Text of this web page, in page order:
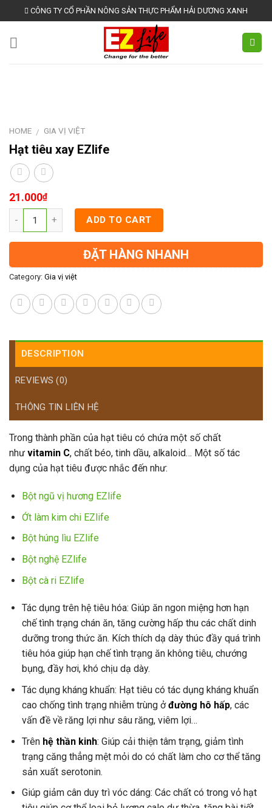
to
content
CÔNG TY CỔ PHẦN NÔNG SẢN THỰC PHẨM HẢI DƯƠNG XANH
HOME / GIA VỊ VIỆT
Hạt tiêu xay EZlife
21.000₫
ADD TO CART
ĐẶT HÀNG NHANH
Category: Gia vị việt
DESCRIPTION
REVIEWS (0)
THÔNG TIN LIÊN HỆ
Trong thành phần của hạt tiêu có chứa một số chất
như vitamin C, chất béo, tinh dầu, alkaloid… Một số tác
dụng của hạt tiêu được nhắc đến như:
Bột ngũ vị hương EZlife
Ớt làm kim chi EZlife
Bột húng lìu EZlife
Bột nghệ EZlife
Bột cà ri EZlife
Tác dụng trên hệ tiêu hóa: Giúp ăn ngon miệng hơn hạn
chế tình trạng chán ăn, tăng cường hấp thu các chất dinh
dưỡng trong thức ăn. Kích thích dạ dày thúc đầy quá trình
tiêu hóa giúp hạn chế tình trạng ăn không tiêu, chướng
bụng, đầy hơi, khó chịu dạ dày.
Tác dụng kháng khuẩn: Hạt tiêu có tác dụng kháng khuẩn
cao chống tình trạng nhiễm trùng ởđường hô hấp, các
vấn đề về răng lợi như sâu răng, viêm lợi…
Trên hệ thần kinh: Giúp cải thiện tâm trạng, giảm tình
trạng căng thẳng mệt mỏi do có chất làm cho cơ thể tăng
sản xuất serotonin.
Giúp giảm cân duy trì vóc dáng: Các chất có trong vỏ hạt